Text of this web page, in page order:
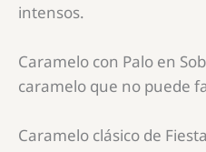
intensos.
Caramelo con Palo en
caramelo que no puede
Caramelo clásico de